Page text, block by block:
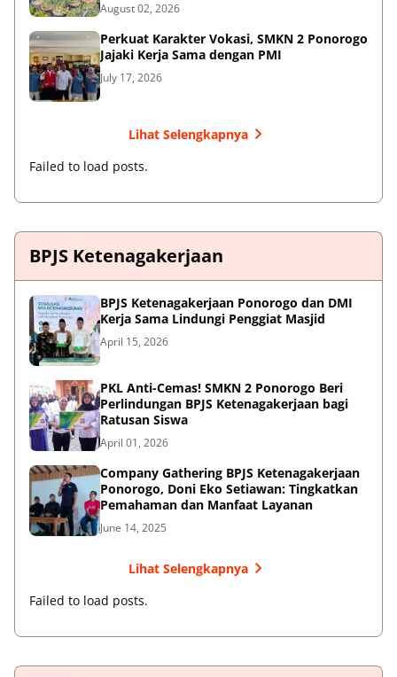
August 02, 2026
Perkuat Karakter Vokasi, SMKN 2 Ponorogo
Jajaki Kerja Sama dengan PMI
July 17, 2026
Lihat Selengkapnya
Failed to load posts.
BPJS Ketenagakerjaan
BPJS Ketenagakerjaan Ponorogo dan DMI
Kerja Sama Lindungi Penggiat Masjid
April 15, 2026
PKL Anti-Cemas! SMKN 2 Ponorogo Beri
Perlindungan BPJS Ketenagakerjaan bagi
Ratusan Siswa
April 01, 2026
Company Gathering BPJS Ketenagakerjaan
Ponorogo, Doni Eko Setiawan: Tingkatkan
Pemahaman dan Manfaat Layanan
June 14, 2025
Lihat Selengkapnya
Failed to load posts.